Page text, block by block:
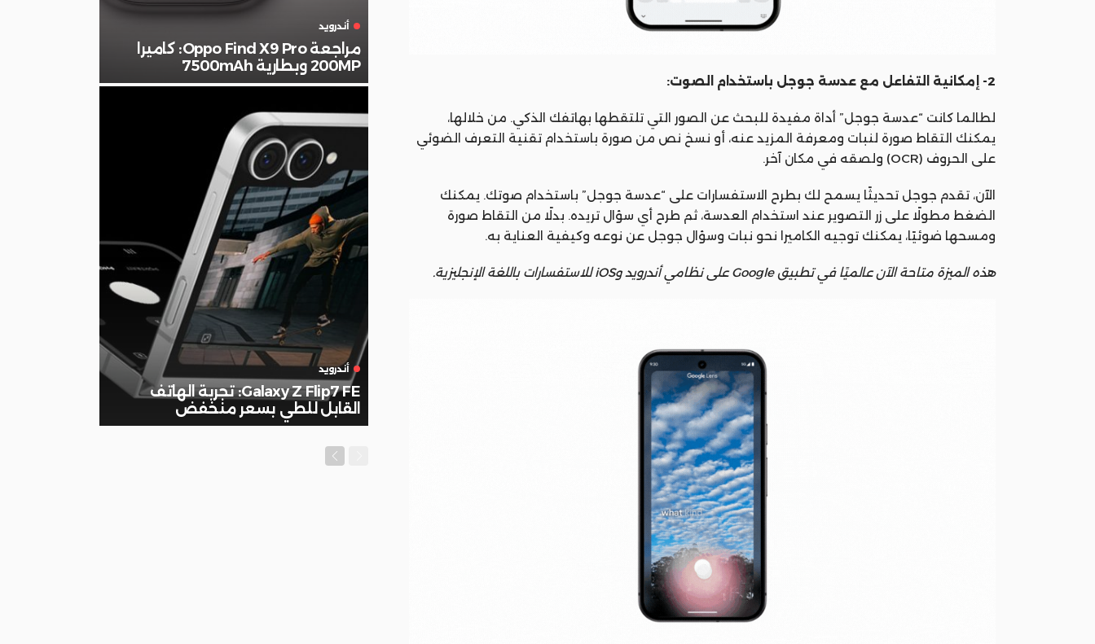
2- إمكانية التفاعل مع عدسة جوجل باستخدام الصوت:
لطالما كانت “عدسة جوجل” أداة مفيدة للبحث عن الصور التي تلتقطها بهاتفك الذكي. من خلالها،
يمكنك التقاط صورة لنبات ومعرفة المزيد عنه، أو نسخ نص من صورة باستخدام تقنية التعرف الضوئي
على الحروف (OCR) ولصقه في مكان آخر.
الآن، تقدم جوجل تحديثًا يسمح لك بطرح الاستفسارات على “عدسة جوجل” باستخدام صوتك. يمكنك
الضغط مطولًا على زر التصوير عند استخدام العدسة، ثم طرح أي سؤال تريده. بدلًا من التقاط صورة
ومسحها ضوئيًا، يمكنك توجيه الكاميرا نحو نبات وسؤال جوجل عن نوعه وكيفية العناية به.
هذه الميزة متاحة الآن عالميًا في تطبيق Google على نظامي أندرويد وiOS للاستفسارات باللغة الإنجليزية.
أندرويد
مراجعة Oppo Find X9 Pro: كاميرا
200MP وبطارية 7500mAh
أندرويد
Galaxy Z Flip7 FE: تجربة الهاتف
القابل للطي بسعر منخفض